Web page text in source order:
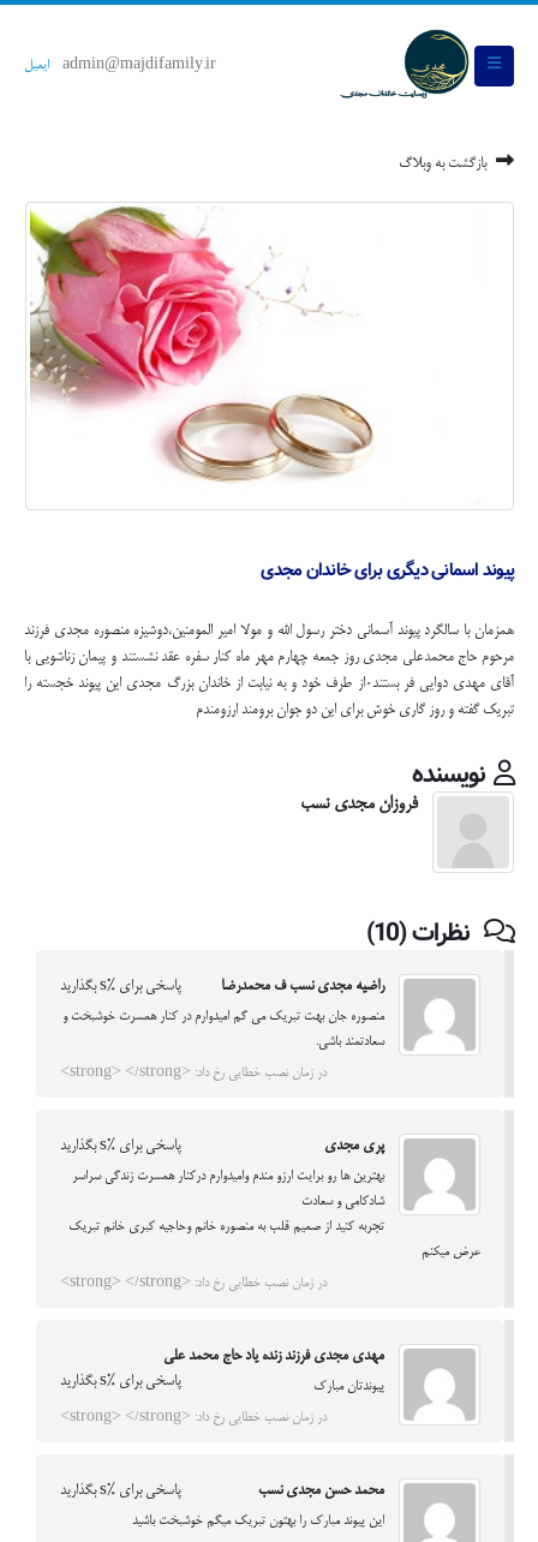
admin@majdifamily.ir ایمیل
بازگشت به وبلاگ
پیوند اسمانی دیگری برای خاندان مجدی
همزمان با سالگرد پیوند آسمانی دختر رسول الله و مولا امیر المومنین،دوشیزه منصوره مجدی فرزند
مرحوم حاج محمدعلی مجدی روز جمعه چهارم مهر ماه کنار سفره عقد نشستند و پیمان زناشویی با
آقای مهدی دوایی فر بستند۰از طرف خود و به نیابت از خاندان بزرگ مجدی این پیوند خجسته را
تبریک گفته و روز گاری خوش برای این دو جوان برومند ارزومندم
نویسنده
فروزان مجدی نسب
نظرات (10)
راضیه مجدی نسب ف محمدرضا پاسخی برای %s بگذارید
منصوره جان بهت تبریک می گم امیدوارم در کنار همسرت خوشبخت و
سعادتمند باشی.
در زمان نصب خطایی رخ داد: <strong> </strong>
پری مجدی پاسخی برای %s بگذارید
بهترین ها رو برایت ارزو مندم وامیدوارم درکنار همسرت زندگی سراسر
شادکامی و سعادت
تجربه کنید از صمیم قلب به منصوره خانم وحاجیه کبری خانم تبریک
عرض میکنم
در زمان نصب خطایی رخ داد: <strong> </strong>
مهدی مجدی فرزند زنده یاد حاج محمد علی
پاسخی برای %s بگذارید
پیوندتان مبارک
در زمان نصب خطایی رخ داد: <strong> </strong>
محمد حسن مجدی نسب پاسخی برای %s بگذارید
این پیوند مبارک را بهتون تبریک میگم خوشبخت باشید